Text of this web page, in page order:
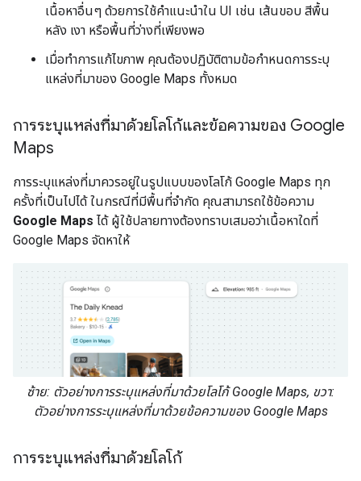
เนื้อหาอื่นๆ ด้วยการใช้คำแนะนำใน UI เช่น เส้นขอบ สีพื้น
หลัง เงา หรือพื้นที่ว่างที่เพียงพอ
เมื่อทำการแก้ไขภาพ คุณต้องปฏิบัติตามข้อกำหนดการระบุ
แหล่งที่มาของ Google Maps ทั้งหมด
การระบุแหล่งที่มาด้วยโลโก้และข้อความของ Google
Maps
การระบุแหล่งที่มาควรอยู่ในรูปแบบของโลโก้ Google Maps ทุก
ครั้งที่เป็นไปได้ ในกรณีที่มีพื้นที่จำกัด คุณสามารถใช้ข้อความ
Google Maps ได้ ผู้ใช้ปลายทางต้องทราบเสมอว่าเนื้อหาใดที่
Google Maps จัดหาให้
ซ้าย: ตัวอย่างการระบุแหล่งที่มาด้วยโลโก้ Google Maps, ขวา:
ตัวอย่างการระบุแหล่งที่มาด้วยข้อความของ Google Maps
การระบุแหล่งที่มาด้วยโลโก้